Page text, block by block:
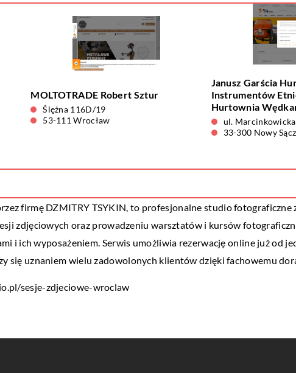
MOLTOTRADE Robert Sztur
Ślężna 116D/19
53-111 Wrocław
Janusz Garścia
Instrumentów
Hurtownia
ul.
33-300 Nowy Sącz
firmę DZMITRY TSYKIN, to profesjonalne studio fotograficzne
zdjęciowych oraz prowadzeniu warsztatów i kursów
i ich wyposażeniem. Serwis umożliwia rezerwację online już od
się uznaniem wielu zadowolonych klientów dzięki fachowemu
sesje-zdjeciowe-wroclaw